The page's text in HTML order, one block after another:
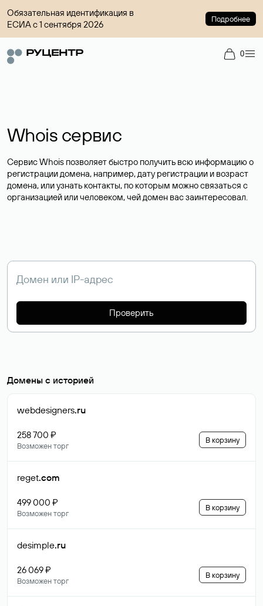
Обязательная идентификация в
ЕСИА с 1 сентября 2026
Подробнее
0
Whois сервис
Сервис Whois позволяет быстро получить всю информацию о
регистрации домена, например, дату регистрации и возраст
домена, или узнать контакты, по которым можно связаться с
организацией или человеком, чей домен вас заинтересовал.
Проверить
Домены с историей
webdesigners.ru
258 700 ₽
Возможен торг
В корзину
reget.com
499 000 ₽
Возможен торг
В корзину
desimple.ru
26 069 ₽
Возможен торг
В корзину